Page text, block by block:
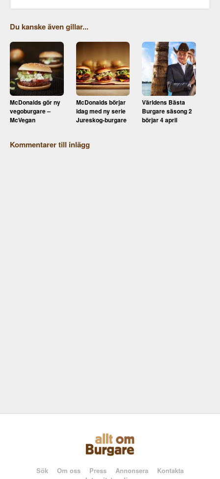
Du kanske även gillar...
McDonalds gör ny
vegoburgare –
McVegan
McDonalds börjar
idag med ny serie
Jureskog-burgare
Världens Bästa
Burgare säsong 2
börjar 4 april
Kommentarer till inlägg
Sök Om oss Press Annonsera
Kontakta